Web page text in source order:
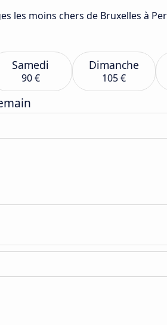
les moins chers de Bruxelles à
Samedi
90 €
Dimanche
105 €